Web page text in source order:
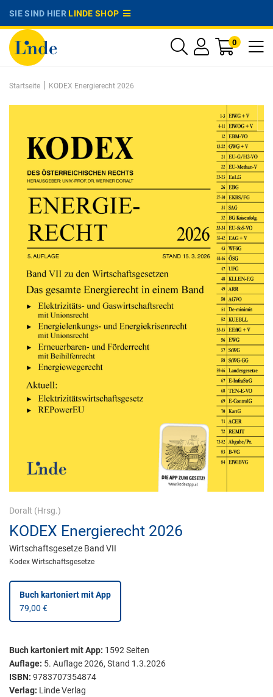
SIE SIND HIERLINDE SHOP
0
Startseite | KODEX Energierecht 2026
Doralt (Hrsg.)
KODEX Energierecht 2026
Wirtschaftsgesetze Band VII
Kodex Wirtschaftsgesetze
Buch kartoniertmit App
79,00 €
Buch kartoniertmit App: 1592Seiten
Auflage: 5. Auflage 2026, Stand 1.3.2026
ISBN: 9783707354874
Verlag: Linde Verlag